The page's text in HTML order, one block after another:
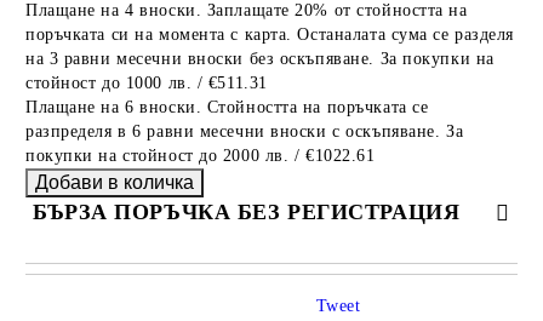
Плащане на 4 вноски. Заплащате 20% от стойността на
поръчката си на момента с карта. Останалата сума се разделя
на 3 равни месечни вноски без оскъпяване. За покупки на
стойност до 1000 лв. / €511.31
Плащане на 6 вноски. Стойността на поръчката се
разпределя в 6 равни месечни вноски с оскъпяване. За
покупки на стойност до 2000 лв. / €1022.61
БЪРЗА ПОРЪЧКА БЕЗ РЕГИСТРАЦИЯ
САМО ПОПЪЛНЕТЕ 4 ПОЛЕТА
Tweet